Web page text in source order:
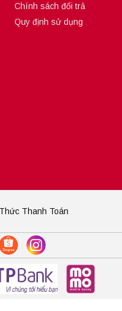
Chính sách đổi trả
Quy định sử dụng
Thanh Toán